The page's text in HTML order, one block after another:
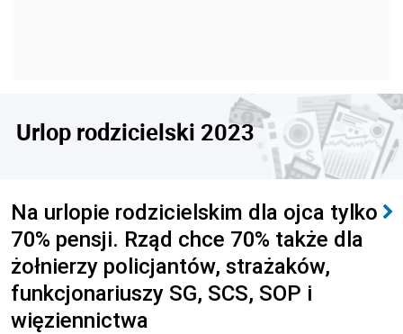
Urlop rodzicielski 2023
Na urlopie rodzicielskim dla ojca tylko
70% pensji. Rząd chce 70% także dla
żołnierzy policjantów, strażaków,
funkcjonariuszy SG, SCS, SOP i
więziennictwa